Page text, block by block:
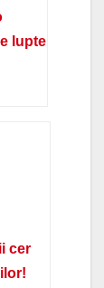
lupte
cer